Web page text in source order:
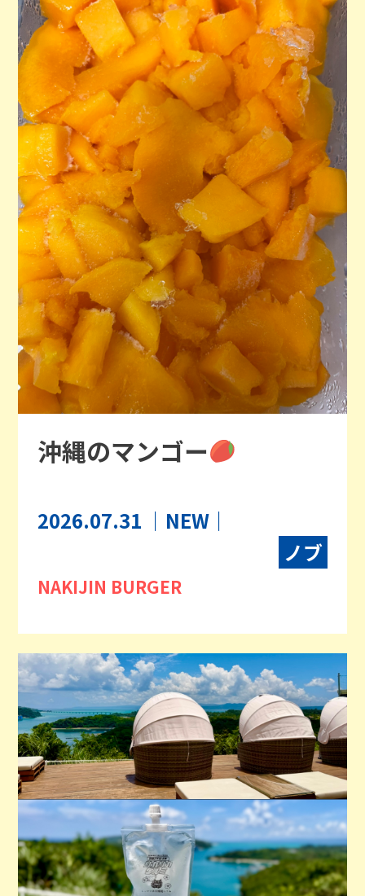
沖縄のマンゴー
2026.07.31 ｜NEW｜
ノブ
NAKIJIN BURGER